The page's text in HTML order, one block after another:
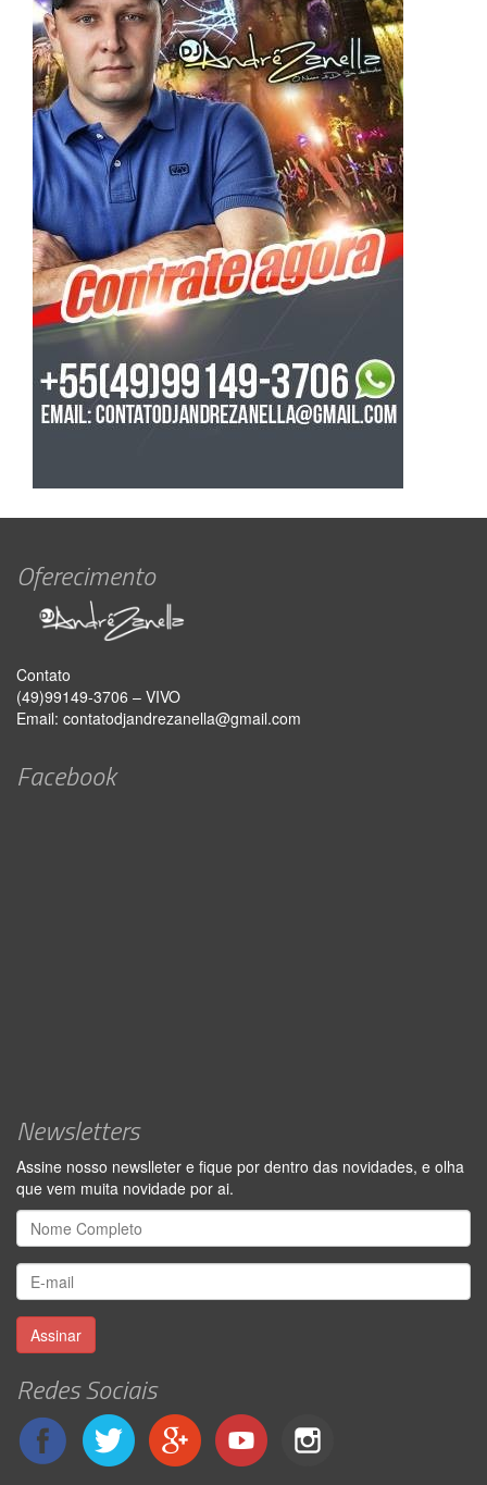
Oferecimento
Contato
(49)99149-3706 – VIVO
Email: contatodjandrezanella@gmail.com
Facebook
Newsletters
Assine nosso newslleter e fique por dentro das novidades, e olha
que vem muita novidade por ai.
Assinar
Redes Sociais